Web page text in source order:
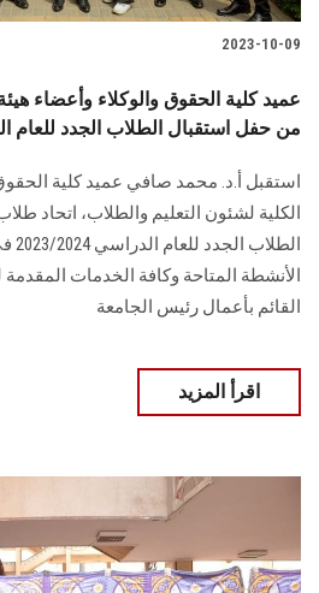
2023-10-09
عميد كلية الحقوق والوكلاء وأعضاء
من حفل استقبال الطلاب الجدد للعام
استقبل أ.د. محمد صافي عميد كلية
الكلية لشئون التعليم والطلاب، اتحاد
الأنشطة المتاحة وكافة الخدمات
القائم بأعمال رئيس الجامعة
اقرأ المزيد